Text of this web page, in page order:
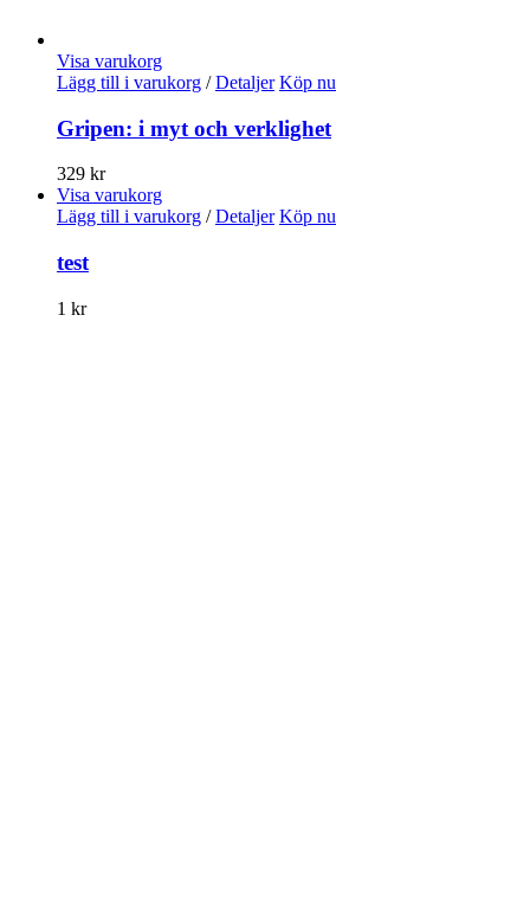
Visa varukorg
Lägg till i varukorg / Detaljer Köp nu
Gripen: i myt och verklighet
329 kr
Visa varukorg
Lägg till i varukorg / Detaljer Köp nu
test
1 kr